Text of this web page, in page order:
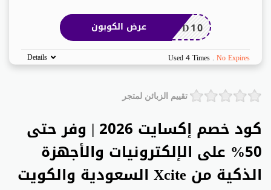
DD10 عرض الكوبون
Used 4 Times . No Expires
Details
تقييم الزبائن لمتجر
كود خصم إكسايت 2026 | وفر حتى
50% على الإلكترونيات والأجهزة
الذكية من Xcite السعودية والكويت